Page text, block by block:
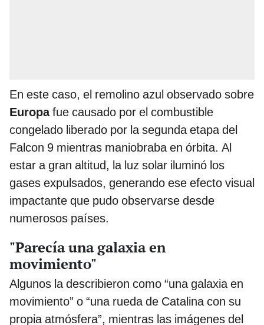
En este caso, el remolino azul observado sobre
Europafue causado por el combustible
congelado liberado por la segunda etapa del
Falcon 9 mientras maniobraba en órbita. Al
estar a gran altitud, la luz solar iluminó los
gases expulsados, generando ese efecto visual
impactante que pudo observarse desde
numerosos países.
"Parecía una galaxia en
movimiento"
Algunos la describieron como “una galaxia en
movimiento” o “una rueda de Catalina con su
propia atmósfera”, mientras las imágenes del